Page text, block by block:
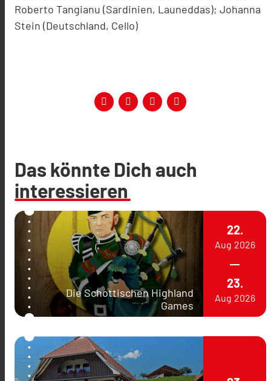
Roberto Tangianu (Sardinien, Launeddas); Johanna
Stein (Deutschland, Cello)
Das könnte Dich auch
interessieren
Die Schottischen Highland
Games
22.
Aug 2026
23.
Aug 2026